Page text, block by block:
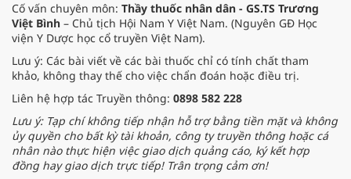
Cố vấn chuyên môn: Thầy thuốc nhân dân - GS.TS Trương
Việt Bình – Chủ tịch Hội Nam Y Việt Nam. (Nguyên GĐ Học
viện Y Dược học cổ truyền Việt Nam).
Lưu ý: Các bài viết về các bài thuốc chỉ có tính chất tham
khảo, không thay thế cho việc chẩn đoán hoặc điều trị.
Liên hệ hợp tác Truyền thông: 0898 582 228
Lưu ý: Tạp chí không tiếp nhận hỗ trợ bằng tiền mặt và không
ủy quyền cho bất kỳ tài khoản, công ty truyền thông hoặc cá
nhân nào thực hiện việc giao dịch quảng cáo, ký kết hợp
đồng hay giao dịch trực tiếp! Trân trọng cảm ơn!